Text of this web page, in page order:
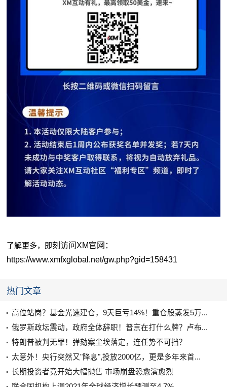
了解更多，即刻访问XM官网：
https://www.xmfxglobal.net/gw.php?gid=158431
热门文章
高位站岗？基金光速建仓，9天巨亏14%！重仓股蒸发5万...
俄罗斯政坛震动，政府全体辞职！普京在打什么牌？卢布...
特朗普被判无罪！弹劾案尘埃落定，连任势不可挡？
太意外！央行突然又"降息",投放2000亿，更是多年来首...
长期投资者竟开始大幅抛售 市场崩盘恐愈演愈烈